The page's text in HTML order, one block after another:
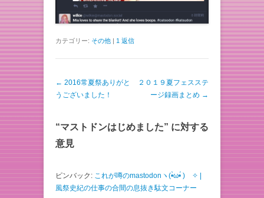
カテゴリー: その他 | 1 返信
投稿ナビゲーション
← 2016常夏祭ありがと
うございました！
２０１９夏フェスステ
ージ録画まとめ →
“マストドンはじめました” に対する
意見
ピンバック: これが噂のmastodonヽ(•̀ω•́ )ゝ✧ |
風祭史紀の仕事の合間の息抜き駄文コーナー